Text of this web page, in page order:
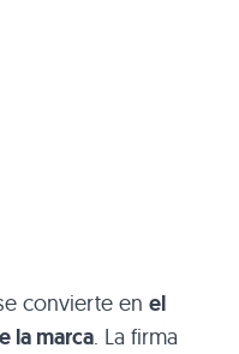
convierte en el
la marca. La firma